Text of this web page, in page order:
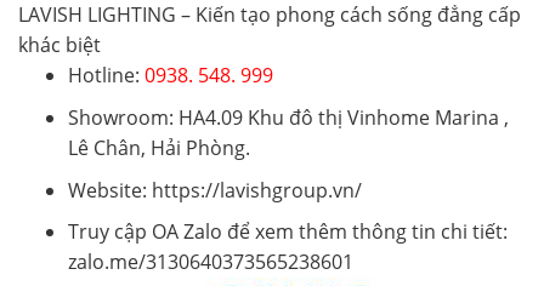
LAVISH LIGHTING – Kiến tạo phong cách sống đẳng cấp
khác biệt
Hotline: 0938. 548. 999
Showroom: HA4.09 Khu đô thị Vinhome Marina ,
Lê Chân, Hải Phòng.
Website: https://lavishgroup.vn/
Truy cập OA Zalo để xem thêm thông tin chi tiết:
zalo.me/3130640373565238601